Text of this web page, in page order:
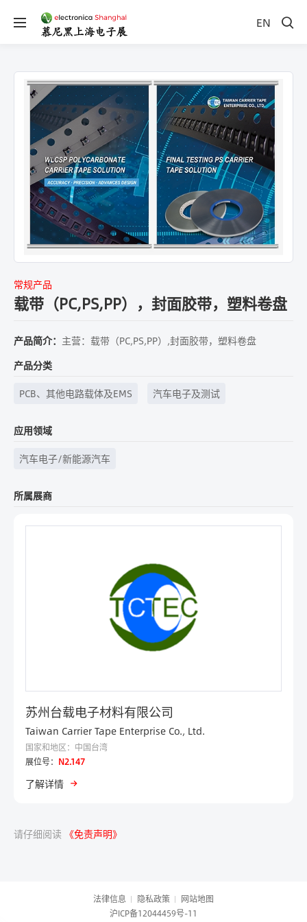
EN
常规产品
载带（PC,PS,PP），封面胶带，塑料卷盘
产品简介： 主营：载带（PC,PS,PP）,封面胶带，塑料卷盘
产品分类
PCB、其他电路载体及EMS
汽车电子及测试
应用领域
汽车电子/新能源汽车
所属展商
苏州台载电子材料有限公司
Taiwan Carrier Tape Enterprise Co., Ltd.
国家和地区：中国台湾
展位号： N2.147
了解详情
请仔细阅读 《免责声明》
法律信息 隐私政策
网站地图
沪ICP备12044459号-11